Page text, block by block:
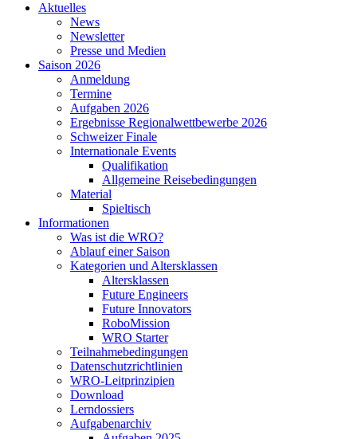
Aktuelles
News
Newsletter
Presse und Medien
Saison 2026
Anmeldung
Termine
Aufgaben 2026
Ergebnisse Regionalwettbewerbe 2026
Schweizer Finale
Internationale Events
Qualifikation
Allgemeine Reisebedingungen
Material
Spieltisch
Informationen
Was ist die WRO?
Ablauf einer Saison
Kategorien und Altersklassen
Altersklassen
Future Engineers
Future Innovators
RoboMission
WRO Starter
Teilnahmebedingungen
Datenschutzrichtlinien
WRO-Leitprinzipien
Download
Lerndossiers
Aufgabenarchiv